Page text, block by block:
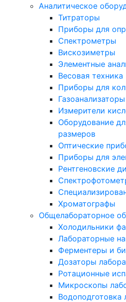
Аналитическое
Титраторы
Приборы для
Спектрометры
Вискозиметры
Элементные
Весовая техника
Приборы для
Газоанализаторы
Измерители
Оборудование
размеров
Оптические
Приборы для
Рентгеновские
Хроматографы
Общелабораторное
Холодильники
Лабораторные
Ферментеры и
Дозаторы
Ротационные
Микроскопы
Водоподготовка